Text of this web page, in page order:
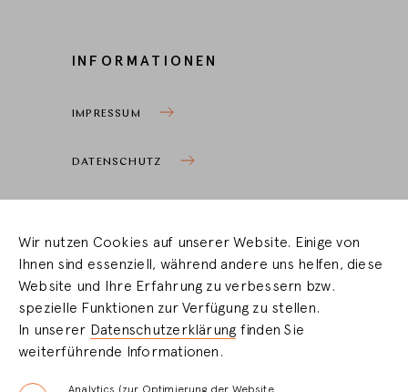
INFORMATIONEN
IMPRESSUM
DATENSCHUTZ
HÄNDLERBEREICH
LOGIN
REGISTRIERUNG
Wir nutzen Cookies auf unserer Website. Einige von
Ihnen sind essenziell, während andere uns helfen, diese
Website und Ihre Erfahrung zu verbessern bzw.
spezielle Funktionen zur Verfügung zu stellen.
In unserer Datenschutzerklärung finden Sie
weiterführende Informationen.
Analytics (zur Optimierung der Website,